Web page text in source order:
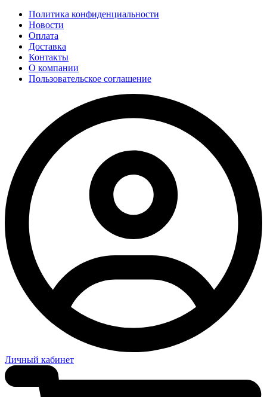
Политика конфиденциальности
Новости
Оплата
Доставка
Контакты
О компании
Пользовательское соглашение
Личный кабинет